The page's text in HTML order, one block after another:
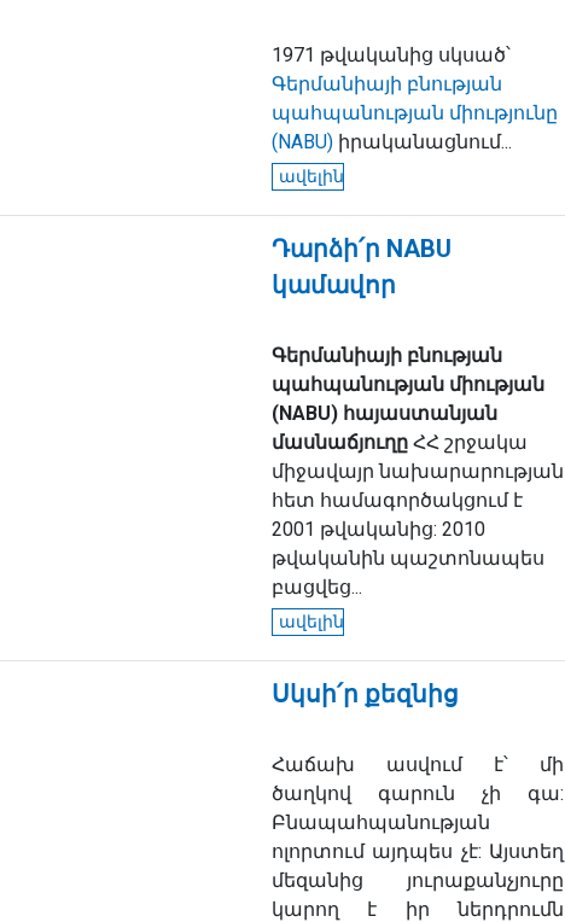
1971 թվականից սկսած՝
Գերմանիայի բնության
պահպանության միությունը
(NABU) իրականացնում...
ավելին
Դարձի՛ր NABU
կամավոր
Գերմանիայի բնության
պահպանության միության
(NABU) հայաստանյան
մասնաճյուղը ՀՀ շրջակա
միջավայր նախարարության
հետ համագործակցում է
2001 թվականից: 2010
թվականին պաշտոնապես
բացվեց...
ավելին
Սկսի՛ր քեզնից
Հաճախ ասվում է՝ մի
ծաղկով գարուն չի գա:
Բնապահպանության
ոլորտում այդպես չէ: Այստեղ
մեզանից յուրաքանչյուրը
կարող է իր ներդրումն